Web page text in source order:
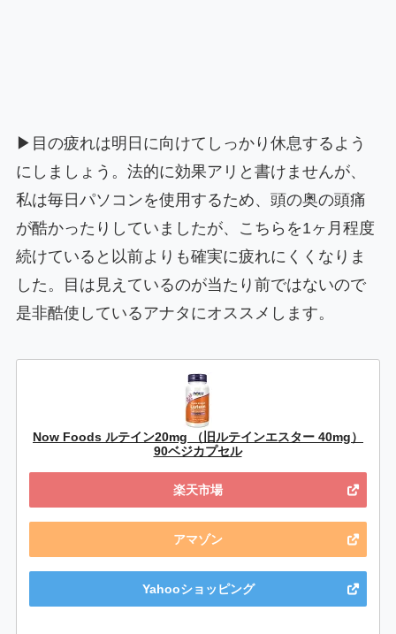
▶目の疲れは明日に向けてしっかり休息するよう
にしましょう。法的に効果アリと書けませんが、
私は毎日パソコンを使用するため、頭の奥の頭痛
が酷かったりしていましたが、こちらを1ヶ月程度
続けていると以前よりも確実に疲れにくくなりま
した。目は見えているのが当たり前ではないので
是非酷使しているアナタにオススメします。
Now Foods ルテイン20mg （旧ルテインエスター 40mg）
90ベジカプセル
楽天市場
アマゾン
Yahooショッピング